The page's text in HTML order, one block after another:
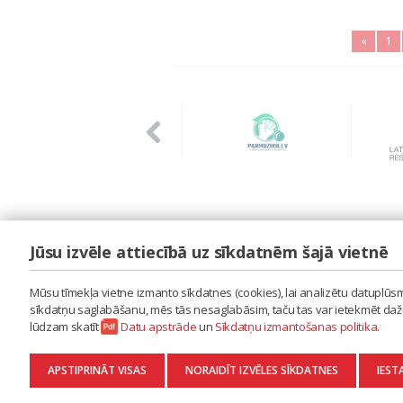
« 1
LAIPA
ES RADU MŪZIKU
AKTUALITĀTES
KONTAKTI
SĪKDATŅU IZMANTOŠANAS POLITIKA
DATU APSTRĀDE
Jūsu izvēle attiecībā uz sīkdatnēm šajā vietnē
Mūsu tīmekļa vietne izmanto sīkdatnes (cookies), lai analizētu
sīkdatņu saglabāšanu, mēs tās nesaglabāsim, taču tas var ietekmēt
lūdzam skatīt
Datu apstrādeun Sīkdatņu izmantošanas politika.
APSTIPRINĀT VISAS NORAIDĪT IZVĒLES SĪKDATNES